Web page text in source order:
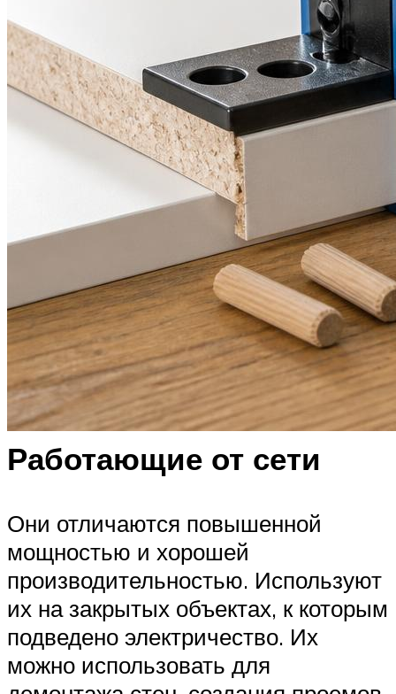
Работающие от сети
Они отличаются повышенной
мощностью и хорошей
производительностью. Используют
их на закрытых объектах, к которым
подведено электричество. Их
можно использовать для